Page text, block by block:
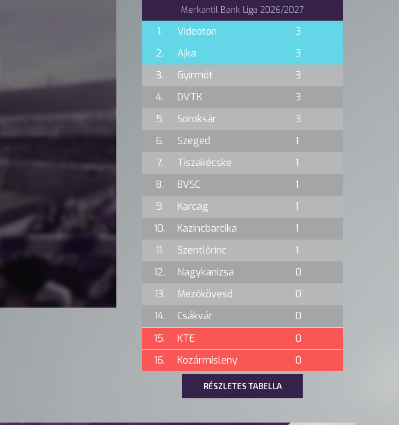
Merkantil Bank Liga 2026/2027
1. Videoton
3
2.
Ajka
3
3.
Gyirmót
3
4.
DVTK
3
5.
Soroksár
3
6.
Szeged
1
7.
Tiszakécske
1
8.
BVSC
1
9.
Karcag
1
10.
Kazincbarcika
1
11.
Szentlőrinc
1
12.
Nagykanizsa
0
13.
Mezőkövesd
0
14.
Csákvár
0
15.
KTE
0
16.
Kozármisleny 0
RÉSZLETES TABELLA